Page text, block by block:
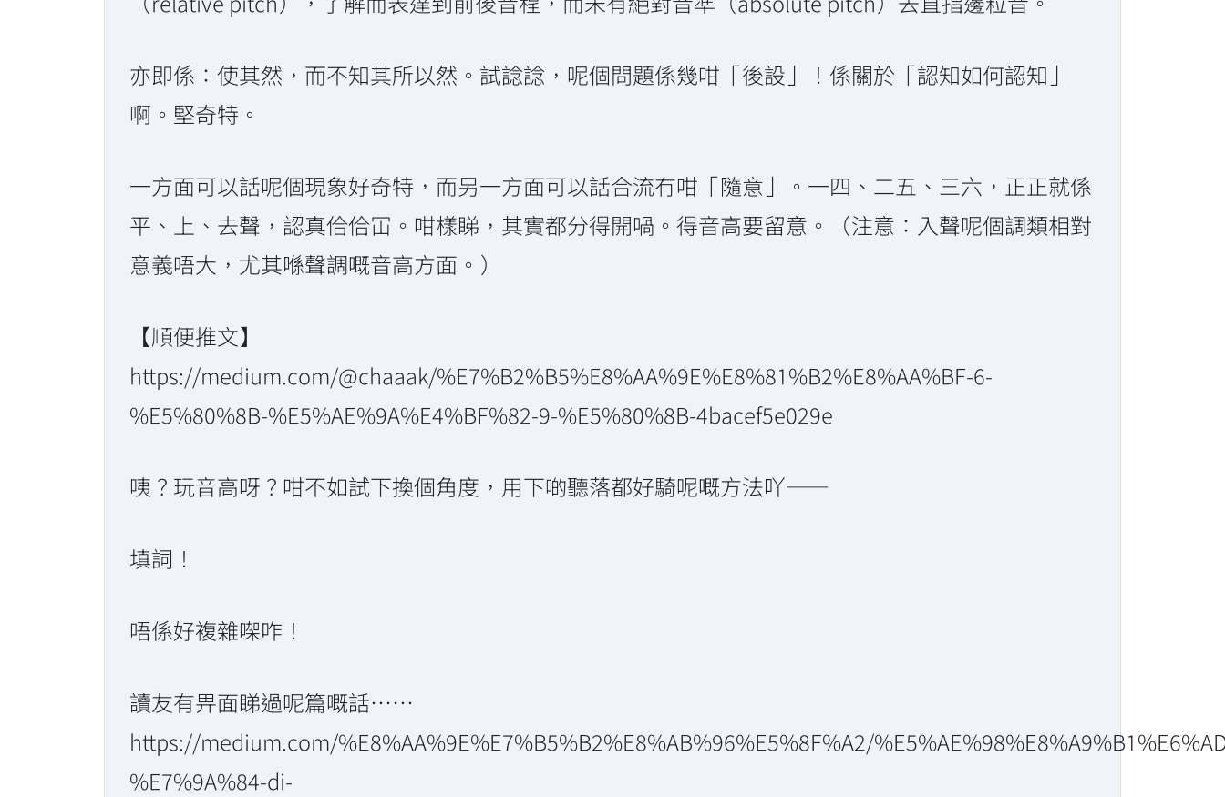
亦即係：使其然，而不知其所以然。試諗諗，呢個問題係幾咁「後設」！係關於「認知如何認知」
啊。堅奇特。
一方面可以話呢個現象好奇特，而另一方面可以話合流冇咁「隨意」。一四、二五、三六，正正就係
平、上、去聲，認真佮佮冚。咁樣睇，其實都分得開喎。得音高要留意。（注意：入聲呢個調類相對
意義唔大，尤其喺聲調嘅音高方面。）
【順便推文】
https://medium.com/@chaaak/%E7%B2%B5%E8%AA%9E%E8%81%B2%E8%AA%BF-6-
%E5%80%8B-%E5%AE%9A%E4%BF%82-9-%E5%80%8B-4bacef5e029e
咦？玩音高呀？咁不如試下換個角度，用下啲聽落都好騎呢嘅方法吖——
填詞！
唔係好複雜㗎咋！
讀友有畀面睇過呢篇嘅話……
https://medium.com/%E8%AA%9E%E7%B5%B2%E8%AB%96%E5%8F%A2/
%E7%9A%84-di-